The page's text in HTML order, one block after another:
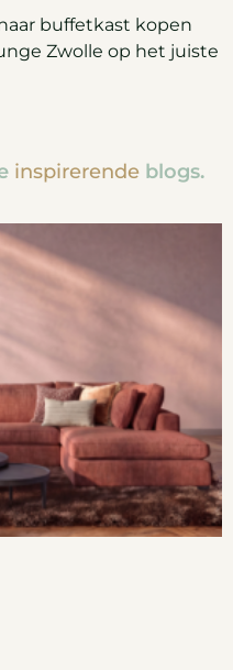
buffetkast kopen
Zwolle op het juiste
inspirerende blogs.